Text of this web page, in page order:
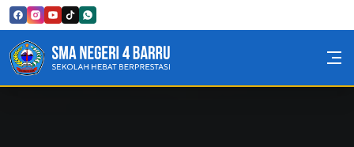
Skip to Content
SMA Negeri 4 Barru